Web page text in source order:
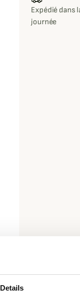
Details
Expédié dans
journée